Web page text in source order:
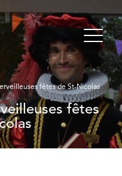
fêtes de St-Nicolas